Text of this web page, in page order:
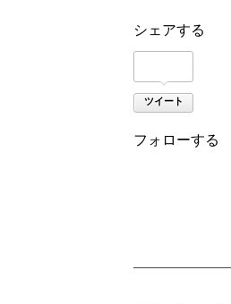
シェアする
ツイート
フォローする